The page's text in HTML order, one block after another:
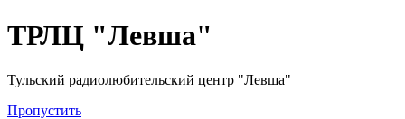
ТРЛЦ "Левша"
Тульский радиолюбительский центр "Левша"
Пропустить